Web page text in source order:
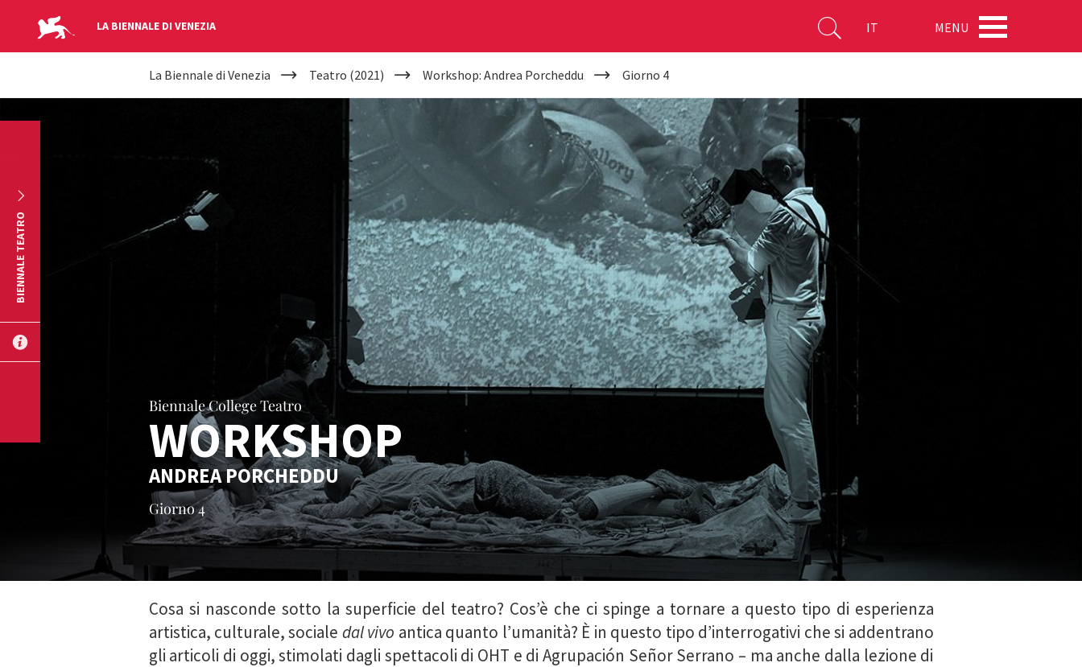
LA BIENNALE DI VENEZIA IT MENU
YOUR
ARE
La Biennale di Venezia Teatro (2021) Workshop: Andrea Porcheddu Giorno 4
Biennale College Teatro
WORKSHOP
ANDREA PORCHEDDU
Giorno 4
Cosa si nasconde sotto la superficie del teatro? Cos’è che ci spinge a tornare a questo tipo di esperienza
artistica, culturale, sociale dal vivo antica quanto l’umanità? È in questo tipo d’interrogativi che si addentrano
gli articoli di oggi, stimolati dagli spettacoli di OHT e di Agrupación Señor Serrano – ma anche dalla lezione di
BIENNALE TEATRO